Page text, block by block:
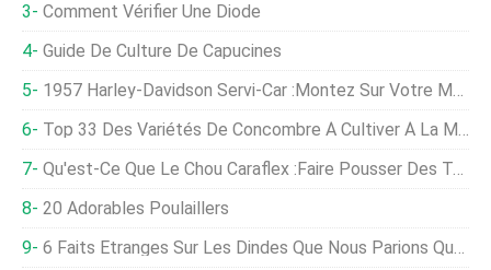
Comment Vérifier Une Diode
Guide De Culture De Capucines
1957 Harley-Davidson Servi-Car :Montez Sur Votre Mauvais Scooter Et… Livrez Du Lait ?
Top 33 Des Variétés De Concombre À Cultiver À La Maison
Qu'est-Ce Que Le Chou Caraflex :faire Pousser Des Têtes De Chou Caraflex
20 Adorables Poulaillers
6 Faits Étranges Sur Les Dindes Que Nous Parions Que Vous Ne Saviez Pas